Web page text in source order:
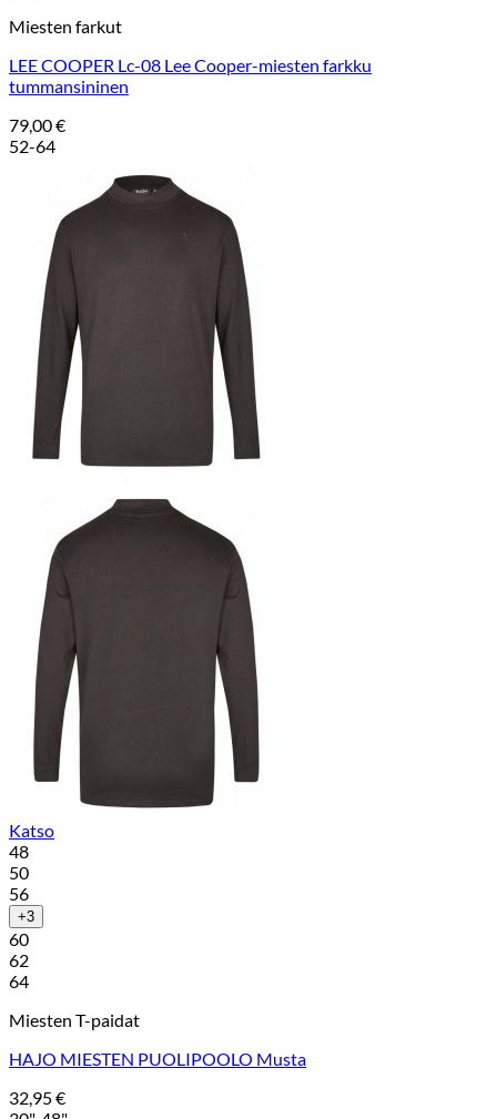
Miesten farkut
LEE COOPER Lc-08 Lee Cooper-miesten farkku
tummansininen
79,00€
52-64
Katso
48
50
56
+3
60
62
64
Miesten T-paidat
HAJO MIESTEN PUOLIPOOLO Musta
32,95€